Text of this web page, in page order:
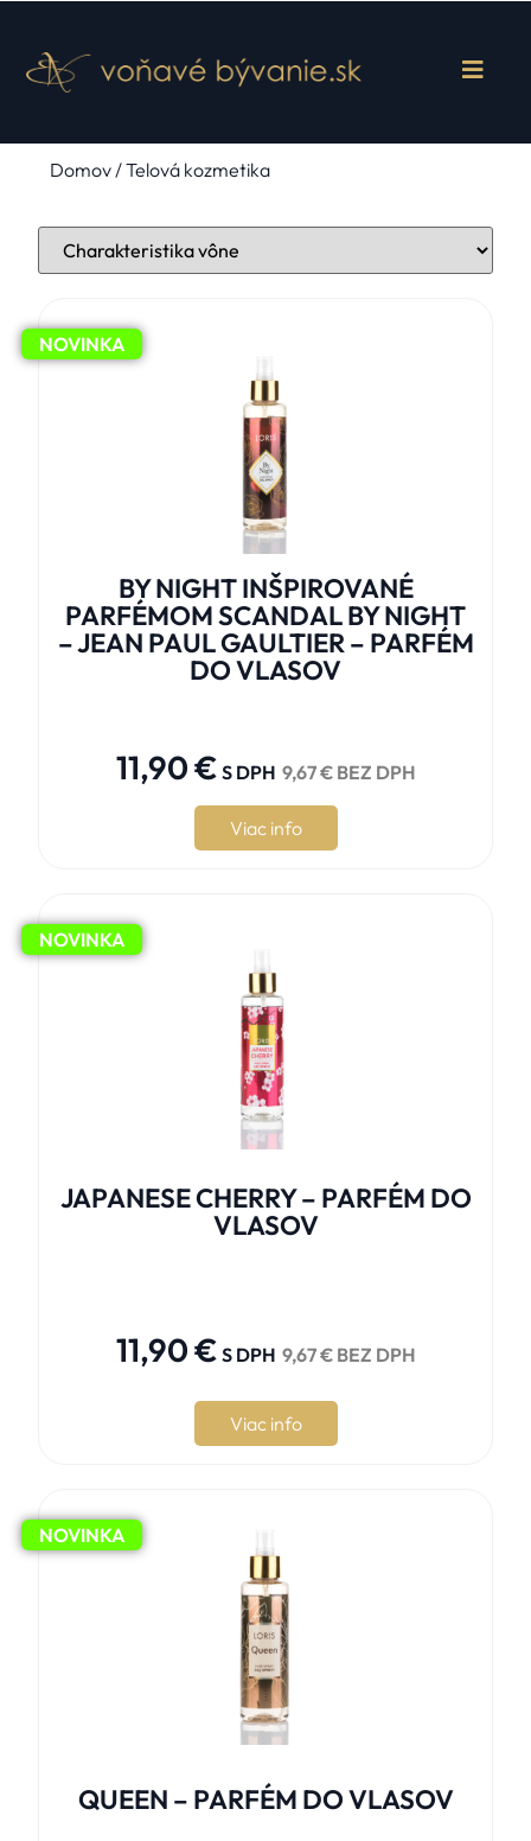
Domov/ Telová kozmetika
NOVINKA
BY NIGHT INŠPIROVANÉ
PARFÉMOM SCANDAL BY NIGHT
– JEAN PAUL GAULTIER – PARFÉM
DO VLASOV
11,90€ S DPH 9,67€BEZ DPH
Viac info
NOVINKA
JAPANESE CHERRY – PARFÉM DO
VLASOV
11,90€ S DPH 9,67€BEZ DPH
Viac info
NOVINKA
QUEEN – PARFÉM DO VLASOV